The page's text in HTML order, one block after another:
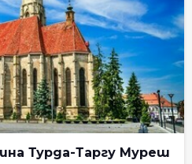
Турда-Таргу Муреш